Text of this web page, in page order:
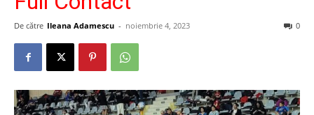
De către Ileana Adamescu - noiembrie 4, 2023 0